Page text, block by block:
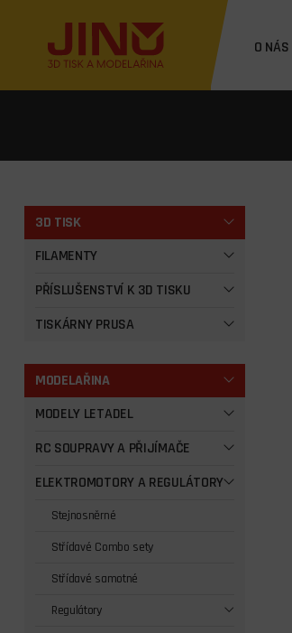
O NÁS
3D TISK
FILAMENTY
PŘÍSLUŠENSTVÍ K 3D TISKU
TISKÁRNY PRUSA
MODELAŘINA
MODELY LETADEL
RC SOUPRAVY A PŘIJÍMAČE
ELEKTROMOTORY A REGULÁTORY
Stejnosněrné
Střídavé Combo sety
Střídavé samotné
Regulátory